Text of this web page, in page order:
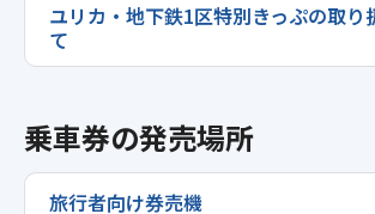
ユリカ・地下鉄1区特別きっぷの取り
て
乗車券の発売場所
旅行者向け券売機